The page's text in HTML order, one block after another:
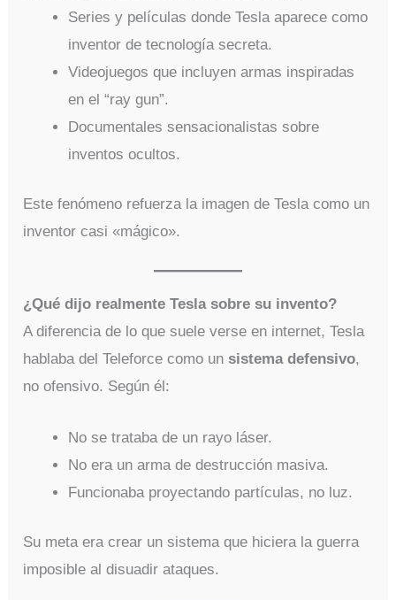
Series y películas donde Tesla aparece como
inventor de tecnología secreta.
Videojuegos que incluyen armas inspiradas
en el “ray gun”.
Documentales sensacionalistas sobre
inventos ocultos.
Este fenómeno refuerza la imagen de Tesla como un
inventor casi «mágico».
¿Qué dijo realmente Tesla sobre su invento?
A diferencia de lo que suele verse en internet, Tesla
hablaba del Teleforce como un sistema defensivo,
no ofensivo. Según él:
No se trataba de un rayo láser.
No era un arma de destrucción masiva.
Funcionaba proyectando partículas, no luz.
Su meta era crear un sistema que hiciera la guerra
imposible al disuadir ataques.